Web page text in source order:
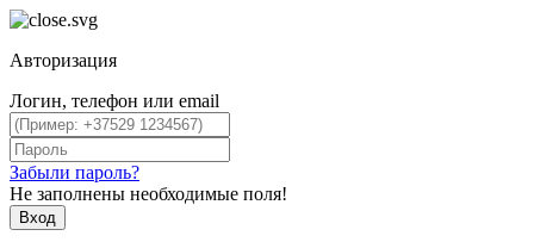
Авторизация
Логин, телефон или email
Забыли пароль?
Не заполнены необходимые поля!
Вход